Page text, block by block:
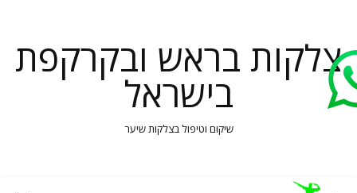
צלקות בראש ובקרקפת
בישראל
שיקום וטיפול בצלקות שיער